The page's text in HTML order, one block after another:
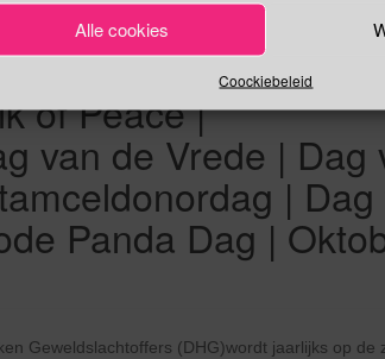
Alle cookies
Coockiebeleid
Day | Dag
of Peace |
van de Vrede | Dag
| Dag
Panda Dag |
Geweldslachtoffers (DHG)wordt jaarlijks op de